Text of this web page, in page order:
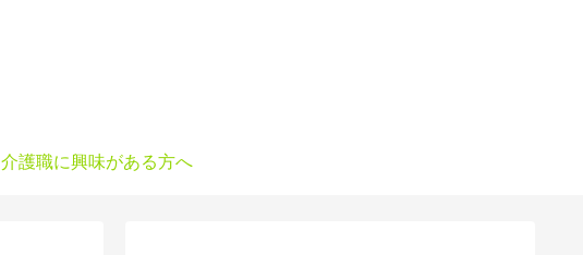
介護職に興味がある方へ